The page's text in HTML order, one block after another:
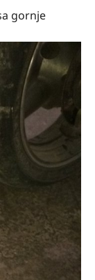
gornje